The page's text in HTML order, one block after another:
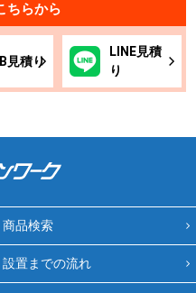
ちらから
見積り
LINE見積
り
商品検索
設置までの流れ